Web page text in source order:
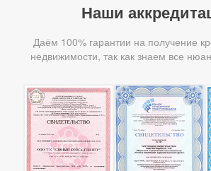
Наши
Даём 100% гарантии на получение
недвижимости, так как знаем все